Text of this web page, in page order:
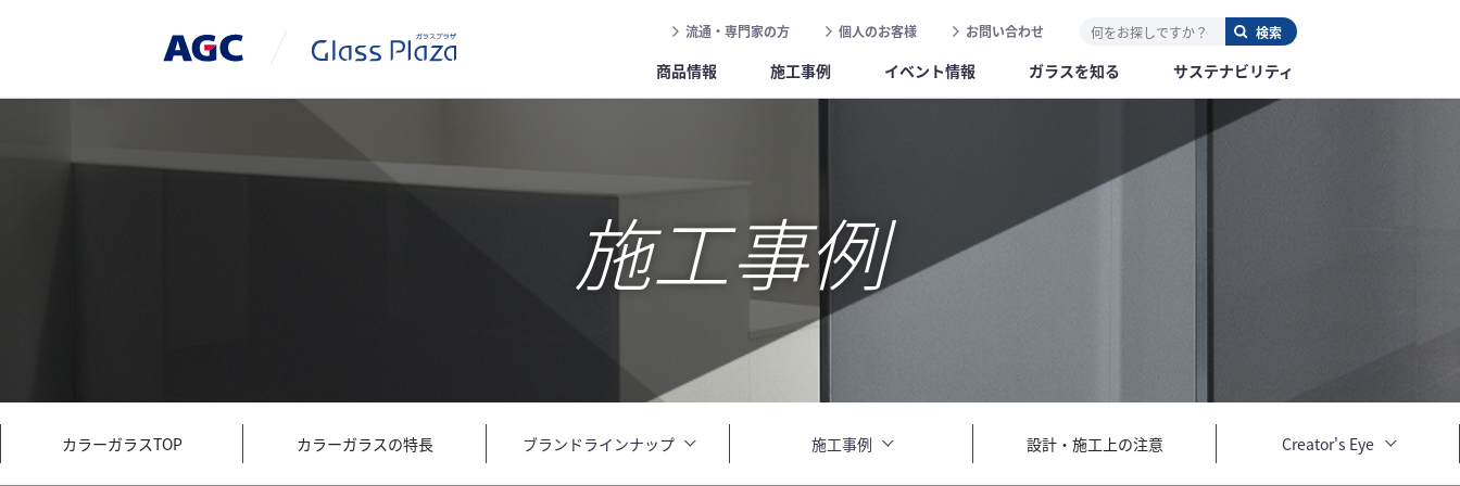
流通・専門家の方 個人のお客様 お問い合わせ
商品情報 施工事例 イベント情報 ガラスを知る サステナビリティ
施工事例
カラーガラスTOP カラーガラスの特長 ブランドラインナップ 施工事例 設計・施工上の注意 Creator's Eye